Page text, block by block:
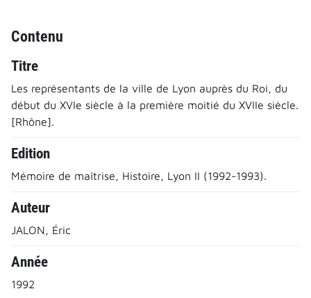
Contenu
Titre
Les représentants de la ville de Lyon auprès du Roi, du
début du XVIe siècle à la première moitié du XVIIe siècle.
[Rhône].
Edition
Mémoire de maîtrise, Histoire, Lyon II (1992-1993).
Auteur
JALON, Éric
Année
1992